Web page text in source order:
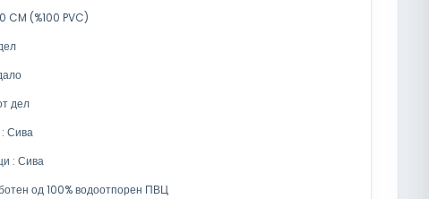
CM (%100 PVC)
дел
Сива
: Сива
од 100% водоотпорен ПВЦ